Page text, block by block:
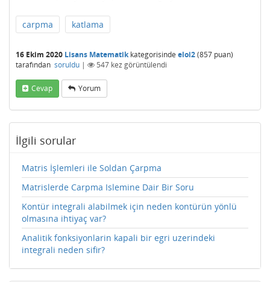
carpma katlama
16 Ekim 2020 Lisans Matematikkategorisinde eloi2(857 puan)
tarafından soruldu | 547 kez görüntülendi
Cevap Yorum
İlgili sorular
Matris İşlemleri ile Soldan Çarpma
Matrislerde Carpma Islemine Dair Bir Soru
Kontür integrali alabilmek için neden kontürün yönlü
olmasına ihtiyaç var?
Analitik fonksiyonlarin kapali bir egri uzerindeki
integrali neden sifir?